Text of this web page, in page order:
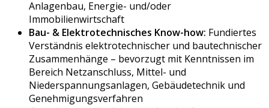
Anlagenbau, Energie- und/oder
Immobilienwirtschaft
Bau- & Elektrotechnisches Know-how: Fundiertes
Verständnis elektrotechnischer und bautechnischer
Zusammenhänge – bevorzugt mit Kenntnissen im
Bereich Netzanschluss, Mittel- und
Niederspannungsanlagen, Gebäudetechnik und
Genehmigungsverfahren